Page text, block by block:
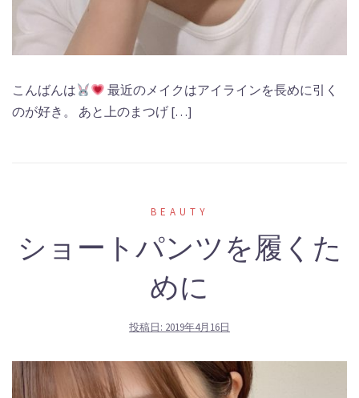
こんばんは
最近のメイクはアイラインを長めに引く
のが好き。 あと上のまつげ […]
BEAUTY
ショートパンツを履くた
めに
投稿日: 2019年4月16日